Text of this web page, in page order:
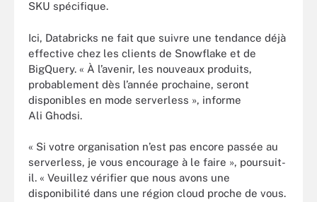
SKU spécifique.
Ici, Databricks ne fait que suivre une tendance déjà
effective chez les clients de Snowflake et de
BigQuery. « À l’avenir, les nouveaux produits,
probablement dès l’année prochaine, seront
disponibles en mode serverless », informe
Ali Ghodsi.
« Si votre organisation n’est pas encore passée au
serverless, je vous encourage à le faire », poursuit-
il. « Veuillez vérifier que nous avons une
disponibilité dans une région cloud proche de vous.